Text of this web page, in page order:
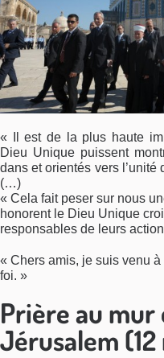
« Il est de la plus haute
Dieu Unique puissent
dans et orientés vers
(…)
« Cela fait peser sur nous
honorent le Dieu Unique
responsables de leurs
« Chers amis, je suis venu
foi. »
Prière au
Jérusalem